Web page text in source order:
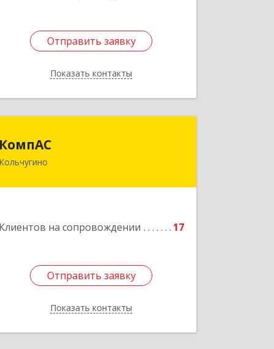
Отправить заявку
Показать контакты
Отправить заявку
Назад
КомпАС
Кольчугино
Клиентов на сопровождении 17
Отправить заявку
Показать контакты
601782, Владимирская область,
Отправить заявку
Назад